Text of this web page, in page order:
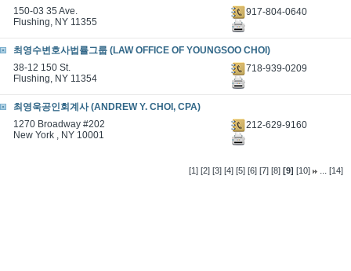
150-03 35 Ave.
Flushing, NY 11355
917-804-0640
최영수변호사법률그룹 (LAW OFFICE OF YOUNGSOO CHOI)
38-12 150 St.
Flushing, NY 11354
718-939-0209
최영욱공인회계사 (ANDREW Y. CHOI, CPA)
1270 Broadway #202
New York , NY 10001
212-629-9160
[1] [2] [3] [4] [5] [6] [7] [8] [9] [10] ... [14]